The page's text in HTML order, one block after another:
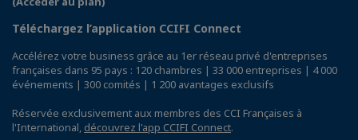
Téléchargez l’application CCIFI Connect
Accélérez votre business grâce au 1er réseau privé d'entreprises
françaises dans 95 pays : 120 chambres | 33 000 entreprises | 4 000
événements | 300 comités | 1 200 avantages exclusifs
Réservée exclusivement aux membres des CCI Françaises à
l'International, découvrez l'app CCIFI Connect.